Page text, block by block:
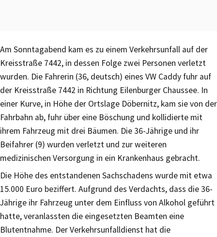
Am Sonntagabend kam es zu einem Verkehrsunfall auf der
Kreisstraße 7442, in dessen Folge zwei Personen verletzt
wurden. Die Fahrerin (36, deutsch) eines VW Caddy fuhr auf
der Kreisstraße 7442 in Richtung Eilenburger Chaussee. In
einer Kurve, in Höhe der Ortslage Döbernitz, kam sie von der
Fahrbahn ab, fuhr über eine Böschung und kollidierte mit
ihrem Fahrzeug mit drei Bäumen. Die 36-Jährige und ihr
Beifahrer (9) wurden verletzt und zur weiteren
medizinischen Versorgung in ein Krankenhaus gebracht.
Die Höhe des entstandenen Sachschadens wurde mit etwa
15.000 Euro beziffert. Aufgrund des Verdachts, dass die 36-
Jährige ihr Fahrzeug unter dem Einfluss von Alkohol geführt
hatte, veranlassten die eingesetzten Beamten eine
Blutentnahme. Der Verkehrsunfalldienst hat die